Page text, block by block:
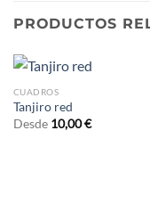
PRODUCTOS
CUADROS
Tanjiro red
Desde 10,00€